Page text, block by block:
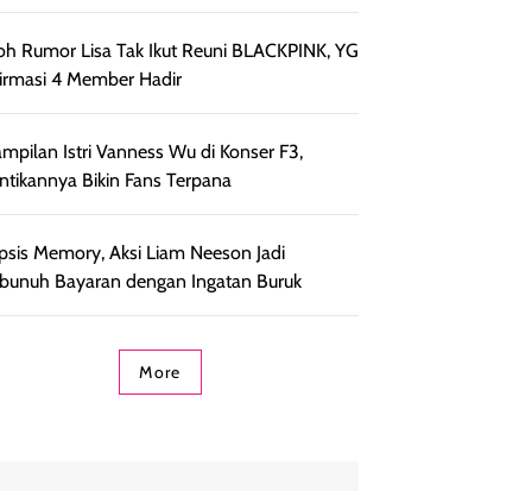
Rumor Lisa Tak Ikut Reuni BLACKPINK, YG
4 Member Hadir
Istri Vanness Wu di Konser F3,
Bikin Fans Terpana
Memory, Aksi Liam Neeson Jadi
Bayaran dengan Ingatan Buruk
More